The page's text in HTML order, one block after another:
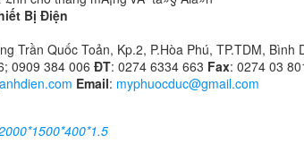
Bị Điện
Trần Quốc Toản, Kp.2, P.Hòa Phú, TP.TDM, Bình
0909 384 006ĐT: 0274 6334 663 Fax: 0274 03
Email: myphuocduc@gmail.com